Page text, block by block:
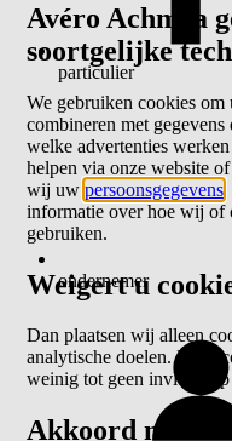
particulier
ondernemer
Avéro Achmea
soortgelijke
We gebruiken cookies om
combineren met
welke advertenties
helpen via onze website
wij uwpersoonsgegevens
informatie over hoe wij of
gebruiken.
Weigert u
Dan plaatsen wij alleen
analytische doelen. Deze
weinig tot geen invloed
Akkoord met